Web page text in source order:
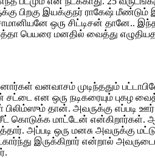
பிறகு இயக்குநர் ராகேஷ்
ஒரு சிட்டிசன் தானே..
பெயரை மனதில் வைத்து
வனவாசம் முடிந்ததும்
என ஒரு நடிகரையும் புகழ
தான். அவருக்கு
மாட்டேன் என்கிறார்கள்.
அப்படி ஒரு மனசு அவருக்கு
இருக்கிறார் என்றால்